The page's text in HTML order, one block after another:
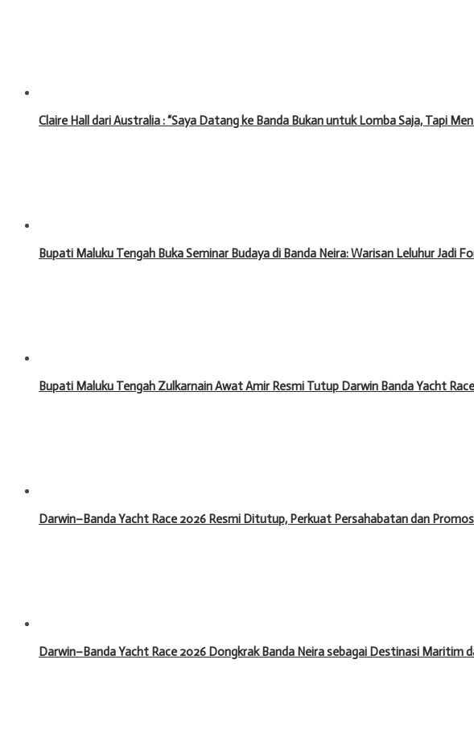
Claire Hall dari Australia : “Saya Datang ke Banda Bukan untuk Lomba Saja, Tapi
Bupati Maluku Tengah Buka Seminar Budaya di Banda Neira: Warisan Leluhur Jadi
Bupati Maluku Tengah Zulkarnain Awat Amir Resmi Tutup Darwin Banda Yacht
Darwin–Banda Yacht Race 2026 Resmi Ditutup, Perkuat Persahabatan dan
Darwin–Banda Yacht Race 2026 Dongkrak Banda Neira sebagai Destinasi Maritim